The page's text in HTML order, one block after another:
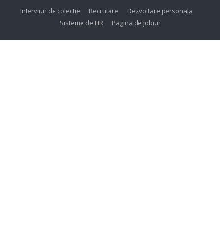
Interviuri de colectie Recrutare
Dezvoltare personala
Sisteme de HR
Pagina de joburi